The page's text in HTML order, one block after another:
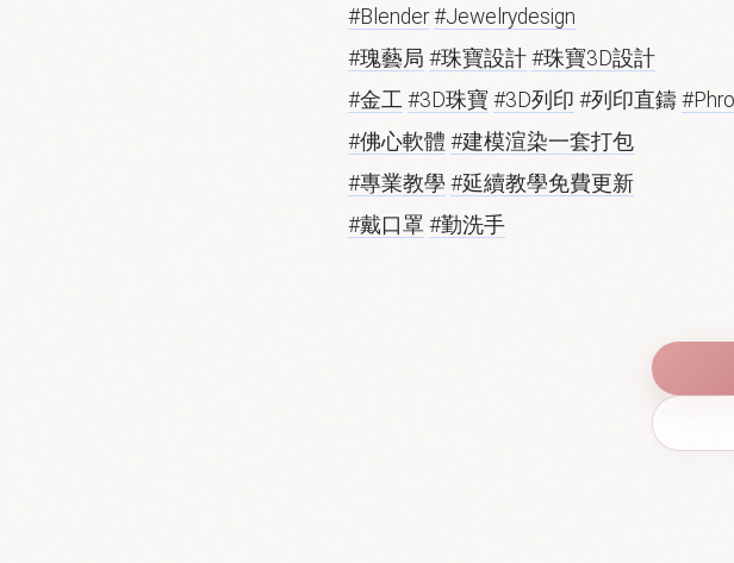
#Blender #Jewelrydesign
#瑰藝局 #珠寶設計 #珠寶3D設計
#金工 #3D珠寶 #3D列印 #列印直鑄
#佛心軟體 #建模渲染一套打包
#專業教學 #延續教學免費更新
#戴口罩 #勤洗手